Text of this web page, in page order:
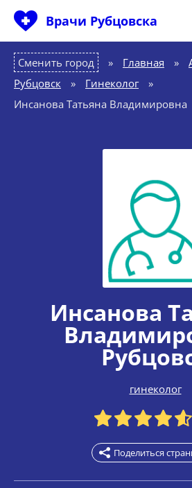
Врачи Рубцовска
Сменить город Главная »
Рубцовск
» Гинеколог
»
Инсанова Татьяна Владимировна
Инсанова
гинеколог
Поделиться